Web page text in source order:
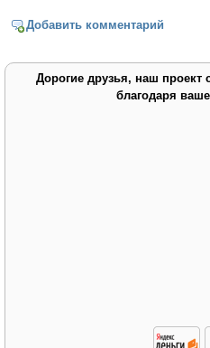
Добавить комментарий
Дорогие друзья, наш проект
благодаря